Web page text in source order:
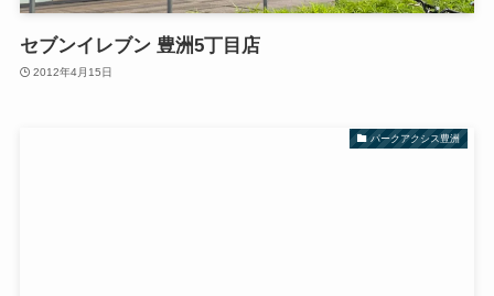
セブンイレブン 豊洲5丁目店
2012年4月15日
パークアクシス豊洲